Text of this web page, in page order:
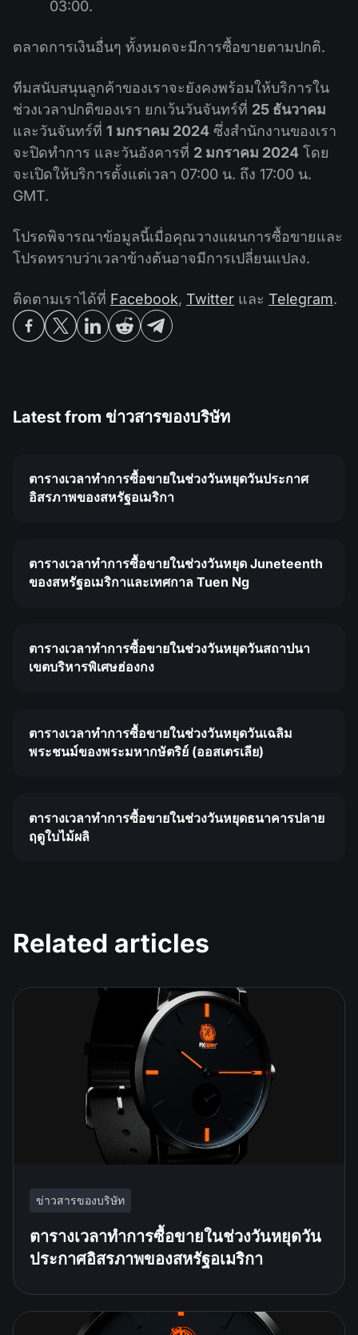
03:00.
ตลาดการเงินอื่นๆ ทั้งหมดจะมีการซื้อขายตามปกติ.
ทีมสนับสนุนลูกค้าของเราจะยังคงพร้อมให้บริการใน
ช่วงเวลาปกติของเรา ยกเว้นวันจันทร์ที่ 25 ธันวาคม
และวันจันทร์ที่ 1 มกราคม 2024 ซึ่งสำนักงานของเรา
จะปิดทำการ และวันอังคารที่ 2 มกราคม 2024 โดย
จะเปิดให้บริการตั้งแต่เวลา 07:00 น. ถึง 17:00 น.
GMT.
โปรดพิจารณาข้อมูลนี้เมื่อคุณวางแผนการซื้อขายและ
โปรดทราบว่าเวลาข้างต้นอาจมีการเปลี่ยนแปลง.
ติดตามเราได้ที่ Facebook, Twitter และ Telegram.
Latest from ข่าวสารของบริษัท
ตารางเวลาทำการซื้อขายในช่วงวันหยุดวันประกาศ
อิสรภาพของสหรัฐอเมริกา
ตารางเวลาทำการซื้อขายในช่วงวันหยุด Juneteenth
ของสหรัฐอเมริกาและเทศกาล Tuen Ng
ตารางเวลาทำการซื้อขายในช่วงวันหยุดวันสถาปนา
เขตบริหารพิเศษฮ่องกง
ตารางเวลาทำการซื้อขายในช่วงวันหยุดวันเฉลิม
พระชนม์ของพระมหากษัตริย์ (ออสเตรเลีย)
ตารางเวลาทำการซื้อขายในช่วงวันหยุดธนาคารปลาย
ฤดูใบไม้ผลิ
Related articles
ข่าวสารของบริษัท
ตารางเวลาทำการซื้อขายในช่วงวันหยุดวัน
ประกาศอิสรภาพของสหรัฐอเมริกา